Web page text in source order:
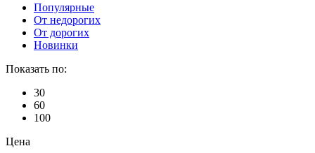
Популярные
От недорогих
От дорогих
Новинки
Показать по:
30
60
100
Цена